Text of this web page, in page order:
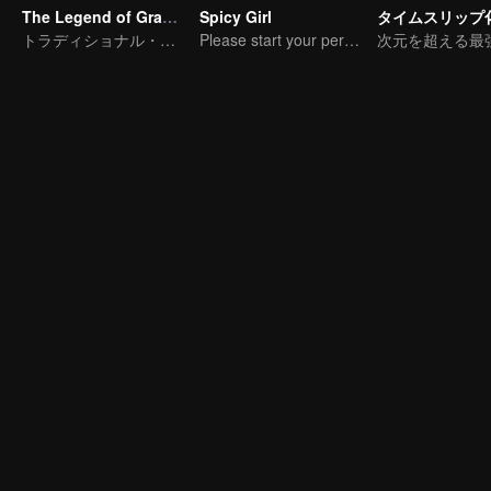
The Legend of Grave Keepers
トラディショナル・コスチューム · ロマンス · ストーリー
Spicy Girl
Please start your performance.
タイムスリップ